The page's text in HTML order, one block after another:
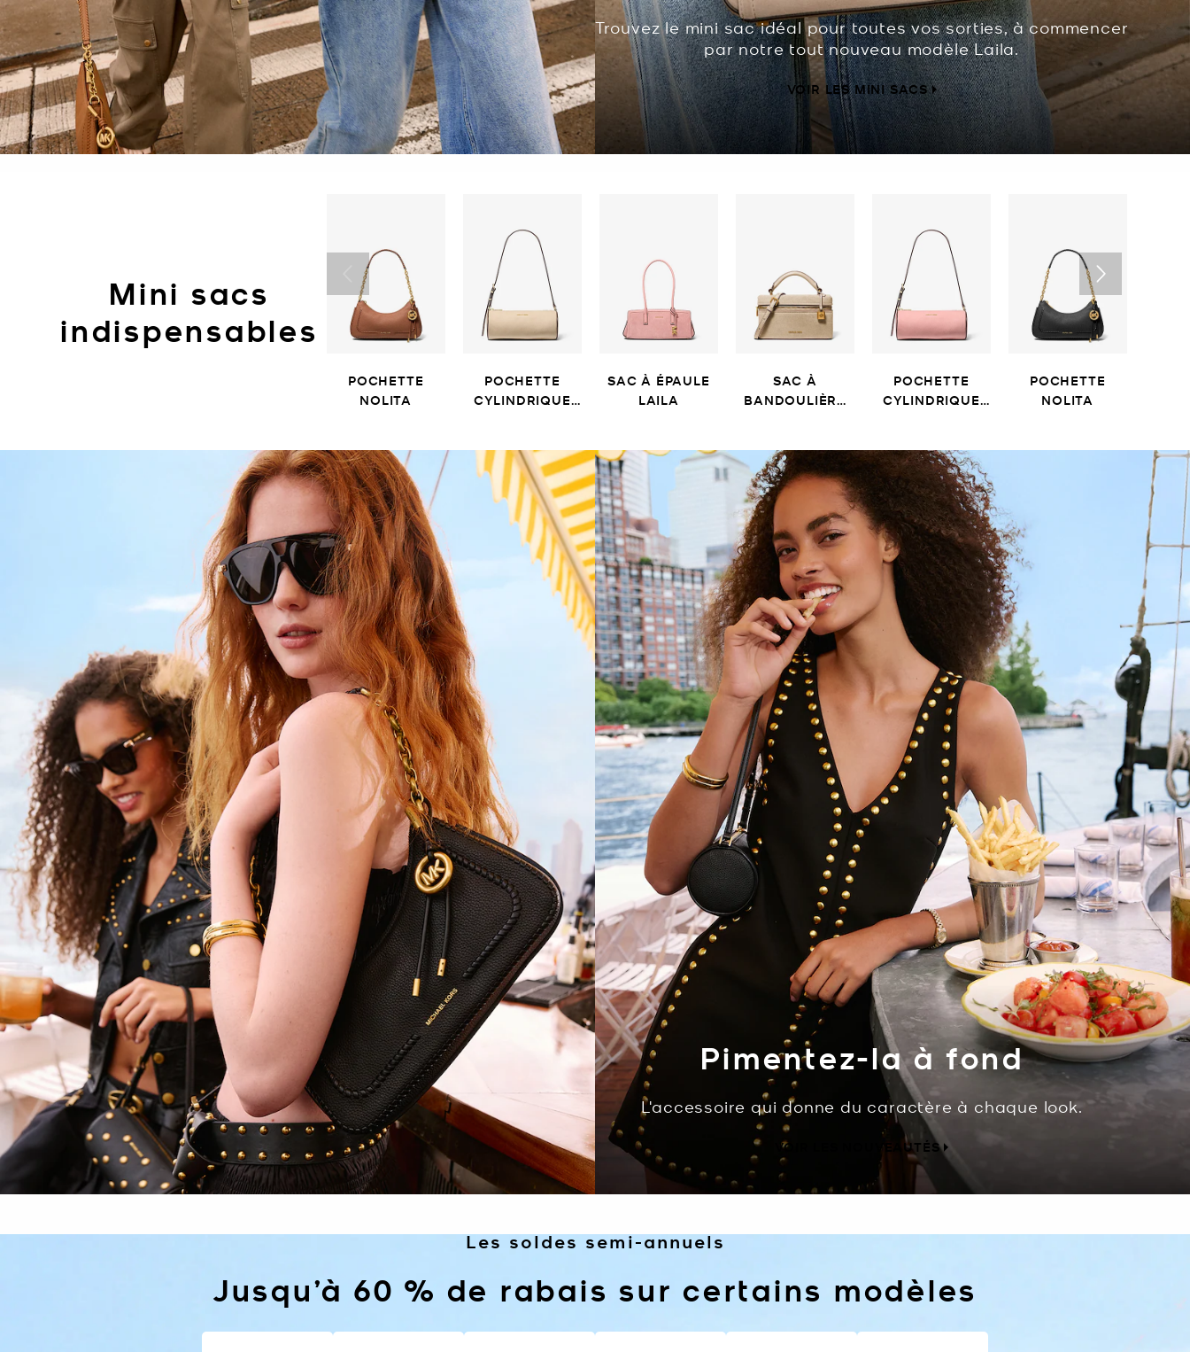
Trouvez le mini sac idéal pour toutes vos sorties, à commencer
par notre tout nouveau modèle Laila.
VOIR LES MINI SACS
Mini sacs
indispensables
POCHETTE
NOLITA
POCHETTE
CYLINDRIQUE
SAC À ÉPAULE
LAILA
SAC À
BANDOULIÈRE
POCHETTE
CYLINDRIQUE
POCHETTE
NOLITA
Pimentez-la à fond
L'accessoire qui donne du caractère à chaque look.
VOIR LES NOUVEAUTÉS
Les soldes semi-annuels
Jusqu’à 60 % de rabais sur certains modèles